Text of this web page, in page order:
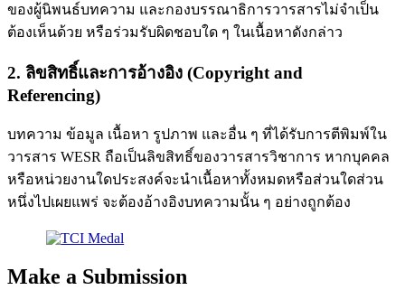
ของผู้นิพนธ์บทความ และกองบรรณาธิการวารสารไม่จำเป็น
ต้องเห็นด้วย หรือร่วมรับผิดชอบใด ๆ ในเนื้อหาดังกล่าว
2. ลิขสิทธิ์และการอ้างอิง (Copyright and
Referencing)
บทความ ข้อมูล เนื้อหา รูปภาพ และอื่น ๆ ที่ได้รับการตีพิมพ์ใน
วารสาร WESR ถือเป็นลิขสิทธิ์ของวารสารวิชาการ หากบุคคล
หรือหน่วยงานใดประสงค์จะนำเนื้อหาทั้งหมดหรือส่วนใดส่วน
หนึ่งไปเผยแพร่ จะต้องอ้างอิงบทความนั้น ๆ อย่างถูกต้อง
Make a Submission